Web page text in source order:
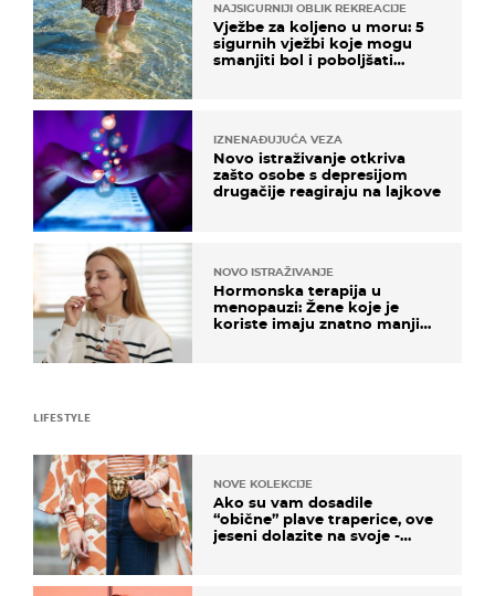
NAJSIGURNIJI OBLIK REKREACIJE
Vježbe za koljeno u moru: 5
sigurnih vježbi koje mogu
smanjiti bol i poboljšati
IZNENAĐUJUĆA VEZA
Novo istraživanje otkriva
zašto osobe s depresijom
drugačije reagiraju na lajkove
NOVO ISTRAŽIVANJE
Hormonska terapija u
menopauzi: Žene koje je
koriste imaju znatno manji
LIFESTYLE
NOVE KOLEKCIJE
Ako su vam dosadile
“obične” plave traperice, ove
jeseni dolazite na svoje -